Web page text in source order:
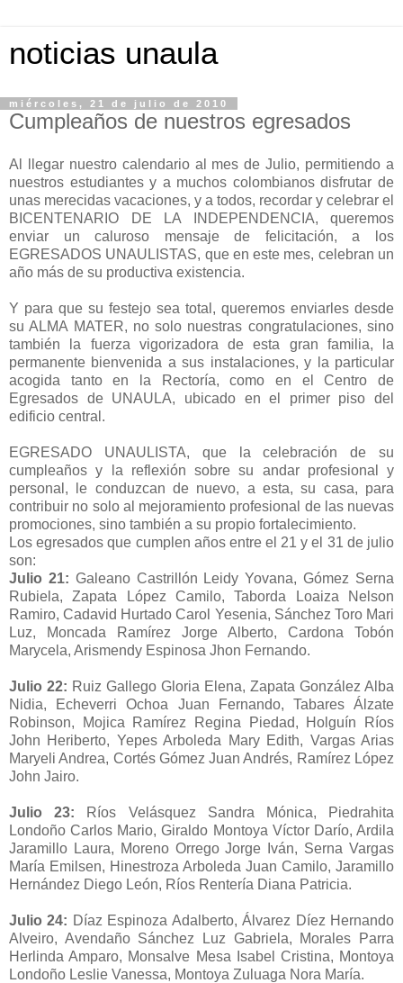
noticias unaula
miércoles, 21 de julio de 2010
Cumpleaños de nuestros egresados
Al llegar nuestro calendario al mes de Julio, permitiendo a
nuestros estudiantes y a muchos colombianos disfrutar de
unas merecidas vacaciones, y a todos, recordar y celebrar el
BICENTENARIO DE LA INDEPENDENCIA, queremos
enviar un caluroso mensaje de felicitación, a los
EGRESADOS UNAULISTAS, que en este mes, celebran un
año más de su productiva existencia.
Y para que su festejo sea total, queremos enviarles desde
su ALMA MATER, no solo nuestras congratulaciones, sino
también la fuerza vigorizadora de esta gran familia, la
permanente bienvenida a sus instalaciones, y la particular
acogida tanto en la Rectoría, como en el Centro de
Egresados de UNAULA, ubicado en el primer piso del
edificio central.
EGRESADO UNAULISTA, que la celebración de su
cumpleaños y la reflexión sobre su andar profesional y
personal, le conduzcan de nuevo, a esta, su casa, para
contribuir no solo al mejoramiento profesional de las nuevas
promociones, sino también a su propio fortalecimiento.
Los egresados que cumplen años entre el 21 y el 31 de julio
son:
Julio 21: Galeano Castrillón Leidy Yovana, Gómez Serna
Rubiela, Zapata López Camilo, Taborda Loaiza Nelson
Ramiro, Cadavid Hurtado Carol Yesenia, Sánchez Toro Mari
Luz, Moncada Ramírez Jorge Alberto, Cardona Tobón
Marycela, Arismendy Espinosa Jhon Fernando.
Julio 22: Ruiz Gallego Gloria Elena, Zapata González Alba
Nidia, Echeverri Ochoa Juan Fernando, Tabares Álzate
Robinson, Mojica Ramírez Regina Piedad, Holguín Ríos
John Heriberto, Yepes Arboleda Mary Edith, Vargas Arias
Maryeli Andrea, Cortés Gómez Juan Andrés, Ramírez López
John Jairo.
Julio 23: Ríos Velásquez Sandra Mónica, Piedrahita
Londoño Carlos Mario, Giraldo Montoya Víctor Darío, Ardila
Jaramillo Laura, Moreno Orrego Jorge Iván, Serna Vargas
María Emilsen, Hinestroza Arboleda Juan Camilo, Jaramillo
Hernández Diego León, Ríos Rentería Diana Patricia.
Julio 24: Díaz Espinoza Adalberto, Álvarez Díez Hernando
Alveiro, Avendaño Sánchez Luz Gabriela, Morales Parra
Herlinda Amparo, Monsalve Mesa Isabel Cristina, Montoya
Londoño Leslie Vanessa, Montoya Zuluaga Nora María.